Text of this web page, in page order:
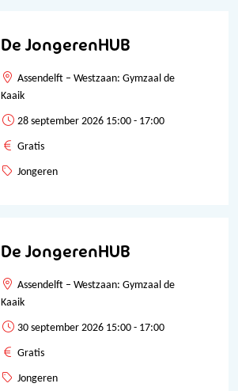
De JongerenHUB
Assendelft – Westzaan: Gymzaal de
Kaaik
28 september 2026 15:00 - 17:00
Gratis
Jongeren
De JongerenHUB
Assendelft – Westzaan: Gymzaal de
Kaaik
30 september 2026 15:00 - 17:00
Gratis
Jongeren